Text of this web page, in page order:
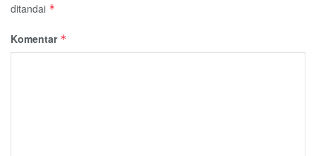
ditandai *
Komentar *